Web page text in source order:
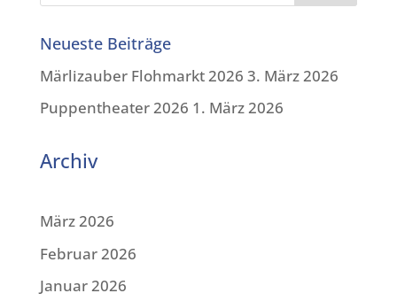
Neueste Beiträge
Märlizauber Flohmarkt 2026 3. März 2026
Puppentheater 2026 1. März 2026
Archiv
März 2026
Februar 2026
Januar 2026